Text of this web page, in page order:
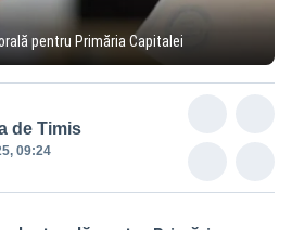
pentru Primăria Capitalei
de Timis
09:24